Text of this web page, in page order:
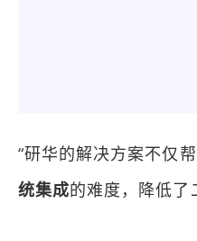
“研华的解决方案不仅
统集成的难度，降低